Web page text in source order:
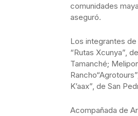
comunidades
aseguró.
Los integrantes de
“Rutas Xcunya”,
Tamanché;
K’aax”, de San
Acompañada de